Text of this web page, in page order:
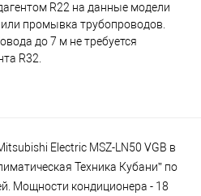
R22 на данные модели
или промывка трубопроводов.
до 7 м не требуется
R32.
Electric MSZ-LN50 VGB в
Техника Кубани” по
Мощности кондиционера - 18